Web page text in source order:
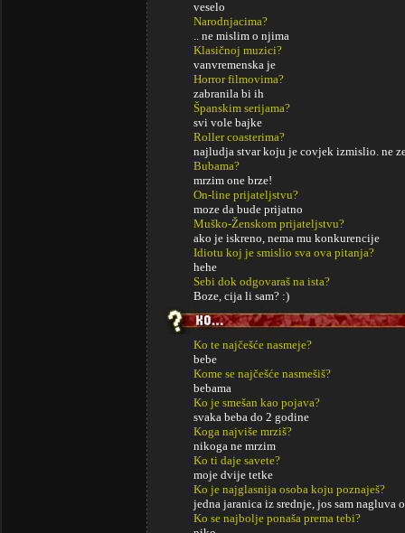
veselo
Narodnjacima?
.. ne mislim o njima
Klasičnoj muzici?
vanvremenska je
Horror filmovima?
zabranila bi ih
Španskim serijama?
svi vole bajke
Roller coasterima?
najludja stvar koju je covjek izmislio. ne
Bubama?
mrzim one brze!
On-line prijateljstvu?
moze da bude prijatno
Muško-Ženskom prijateljstvu?
ako je iskreno, nema mu konkurencije
Idiotu koj je smislio sva ova pitanja?
hehe
Sebi dok odgovaraš na ista?
Boze, cija li sam? :)
Ko te najčešće nasmeje?
bebe
Kome se najčešće nasmešiš?
bebama
Ko je smešan kao pojava?
svaka beba do 2 godine
Koga najviše mrziš?
nikoga ne mrzim
Ko ti daje savete?
moje dvije tetke
Ko je najglasnija osoba koju poznaješ?
jedna jaranica iz srednje, jos sam nagluva
Ko se najbolje ponaša prema tebi?